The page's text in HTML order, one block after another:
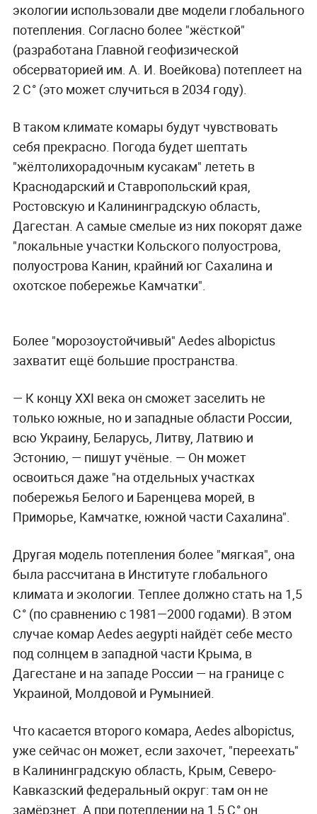
экологии использовали две модели глобального
потепления. Согласно более "жёсткой"
(разработана Главной геофизической
обсерваторией им. А. И. Воейкова) потеплеет на
2 С° (это может случиться в 2034 году).
В таком климате комары будут чувствовать
себя прекрасно. Погода будет шептать
"жёлтолихорадочным кусакам" лететь в
Краснодарский и Ставропольский края,
Ростовскую и Калининградскую область,
Дагестан. А самые смелые из них покорят даже
"локальные участки Кольского полуострова,
полуострова Канин, крайний юг Сахалина и
охотское побережье Камчатки".
Более "морозоустойчивый" Aedes albopictus
захватит ещё большие пространства.
— К концу XXI века он сможет заселить не
только южные, но и западные области России,
всю Украину, Беларусь, Литву, Латвию и
Эстонию, — пишут учёные. — Он может
освоиться даже "на отдельных участках
побережья Белого и Баренцева морей, в
Приморье, Камчатке, южной части Сахалина".
Другая модель потепления более "мягкая", она
была рассчитана в Институте глобального
климата и экологии. Теплее должно стать на 1,5
С° (по сравнению с 1981—2000 годами). В этом
случае комар Aedes aegypti найдёт себе место
под солнцем в западной части Крыма, в
Дагестане и на западе России — на границе с
Украиной, Молдовой и Румынией.
Что касается второго комара, Aedes albopictus,
уже сейчас он может, если захочет, "переехать"
в Калининградскую область, Крым, Северо-
Кавказский федеральный округ: там он не
замёрзнет. А при потеплении на 1,5 С° он